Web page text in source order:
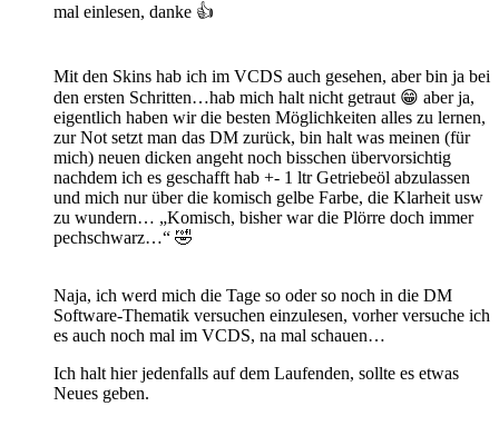
mal einlesen, danke 👍
Mit den Skins hab ich im VCDS auch gesehen, aber bin ja bei
den ersten Schritten…hab mich halt nicht getraut 😁 aber ja,
eigentlich haben wir die besten Möglichkeiten alles zu lernen,
zur Not setzt man das DM zurück, bin halt was meinen (für
mich) neuen dicken angeht noch bisschen übervorsichtig
nachdem ich es geschafft hab +- 1 ltr Getriebeöl abzulassen
und mich nur über die komisch gelbe Farbe, die Klarheit usw
zu wundern… „Komisch, bisher war die Plörre doch immer
pechschwarz…“ 🤣
Naja, ich werd mich die Tage so oder so noch in die DM
Software-Thematik versuchen einzulesen, vorher versuche ich
es auch noch mal im VCDS, na mal schauen…
Ich halt hier jedenfalls auf dem Laufenden, sollte es etwas
Neues geben.